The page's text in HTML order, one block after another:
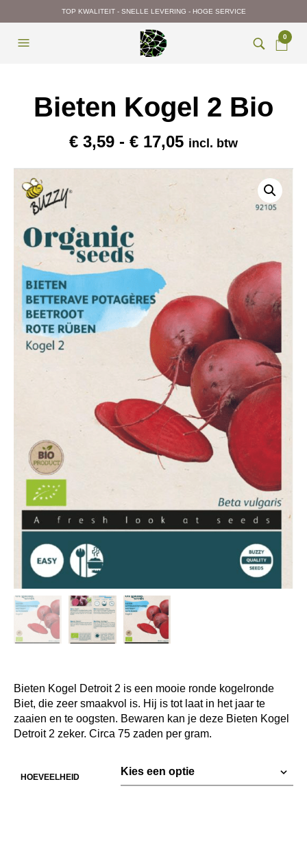
TOP KWALITEIT - SNELLE LEVERING - HOGE SERVICE
0
Bieten Kogel 2 Bio
€ 3,59 - € 17,05Prijsklasse:
tot
incl. btw
Bieten Kogel Detroit 2 is een mooie ronde kogelronde
Biet, die zeer smaakvol is. Hij is tot laat in het jaar te
zaaien en te oogsten. Bewaren kan je deze Bieten Kogel
Detroit 2 zeker. Circa 75 zaden per gram.
HOEVEELHEID